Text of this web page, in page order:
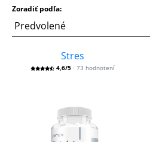
Zoradiť podľa:
Stres
4,6/5 · 73 hodnotení